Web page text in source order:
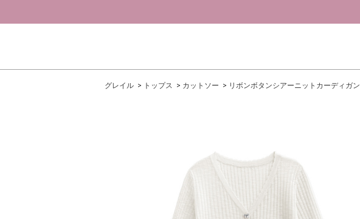
グレイル トップス カットソー リボンボタンシアーニットカーディガン